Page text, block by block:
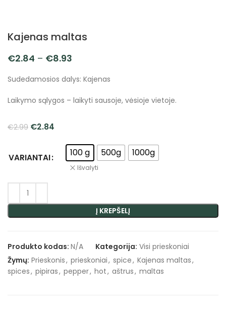
Kajenas maltas
€2.84 – €8.93
Sudedamosios dalys: Kajenas
Laikymo sąlygos – laikyti sausoje, vėsioje vietoje.
€2.99 €2.84
VARIANTAI 100 g 500g 1000g
Išvalyti
Į KREPŠELĮ
Produkto kodas: N/A Kategorija: Visi prieskoniai
Žymų: Prieskonis, prieskoniai, spice, Kajenas maltas,
spices, pipiras, pepper, hot, aštrus, maltas